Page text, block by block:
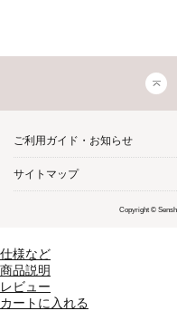
ご利用ガイド・お知らせ
サイトマップ
Copyright ©
仕様など
商品説明
レビュー
カートに入れる